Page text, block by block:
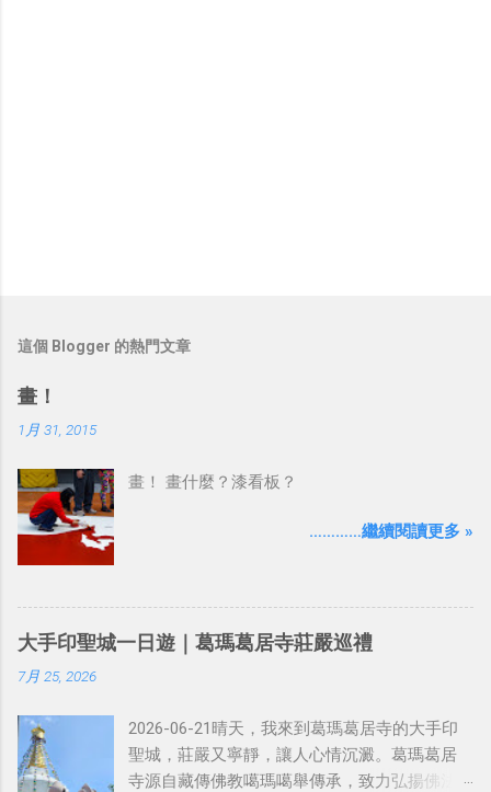
這個 Blogger 的熱門文章
畫！
1月 31, 2015
畫！ 畫什麼？漆看板？
…………繼續閱讀更多 »
大手印聖城一日遊｜葛瑪葛居寺莊嚴巡禮
7月 25, 2026
2026-06-21晴天，我來到葛瑪葛居寺的大手印
聖城，莊嚴又寧靜，讓人心情沉澱。葛瑪葛居
寺源自藏傳佛教噶瑪噶舉傳承，致力弘揚佛法